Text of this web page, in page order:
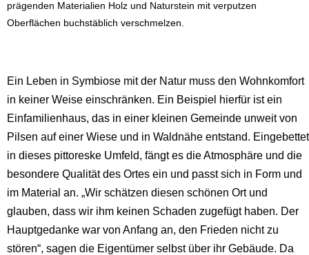
prägenden Materialien Holz und Naturstein mit verputzen
Oberflächen buchstäblich verschmelzen.
Ein Leben in Symbiose mit der Natur muss den Wohnkomfort
in keiner Weise einschränken. Ein Beispiel hierfür ist ein
Einfamilienhaus, das in einer kleinen Gemeinde unweit von
Pilsen auf einer Wiese und in Waldnähe entstand. Eingebettet
in dieses pittoreske Umfeld, fängt es die Atmosphäre und die
besondere Qualität des Ortes ein und passt sich in Form und
im Material an. „Wir schätzen diesen schönen Ort und
glauben, dass wir ihm keinen Schaden zugefügt haben. Der
Hauptgedanke war von Anfang an, den Frieden nicht zu
stören“, sagen die Eigentümer selbst über ihr Gebäude. Da